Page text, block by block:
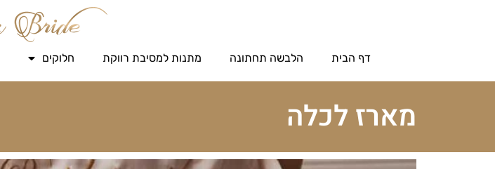
דף הבית הלבשה תחתונה מתנות למסיבת רווקת חלוקים
מארז לכלה